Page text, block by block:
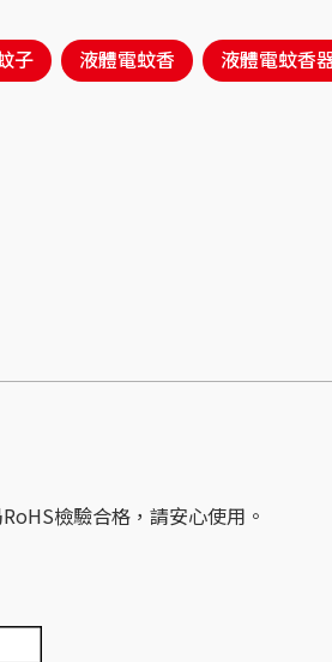
子 液體電蚊香 液體電蚊香
檢驗合格，請安心使用。